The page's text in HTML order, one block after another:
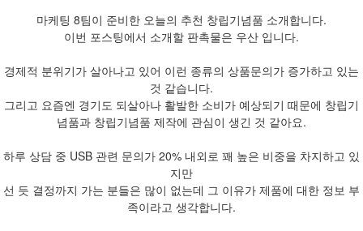
마케팅 8팀이 준비한 오늘의 추천 창립기념품 소개합니다.
이번 포스팅에서 소개할 판촉물은 우산 입니다.
경제적 분위기가 살아나고 있어 이런 종류의 상품문의가 증가하고 있는
것 같습니다.
그리고 요즘엔 경기도 되살아나 활발한 소비가 예상되기 때문에 창립기
념품과 창립기념품 제작에 관심이 생긴 것 같아요.
하루 상담 중 USB 관련 문의가 20% 내외로 꽤 높은 비중을 차지하고 있
지만
선 듯 결정까지 가는 분들은 많이 없는데 그 이유가 제품에 대한 정보 부
족이라고 생각합니다.